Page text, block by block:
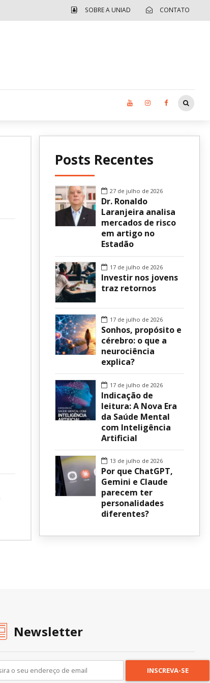
SOBRE A UNIAD CONTATO
Independência Jovem – FOLIA
Revista UNIAD
Posts Recentes
27 de julho de 2026
Dr. Ronaldo
Laranjeira analisa
mercados de risco
em artigo no
Estadão
17 de julho de 2026
Investir nos jovens
traz retornos
17 de julho de 2026
Sonhos, propósito e
cérebro: o que a
neurociência
explica?
17 de julho de 2026
Indicação de
leitura: A Nova Era
da Saúde Mental
com Inteligência
Artificial
13 de julho de 2026
Por que ChatGPT,
Gemini e Claude
parecem ter
personalidades
diferentes?
Newsletter